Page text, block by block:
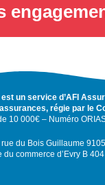
est un service d’AFI
régie par le
10 000€ – Numéro
du Bois Guillaume
commerce d’Evry B